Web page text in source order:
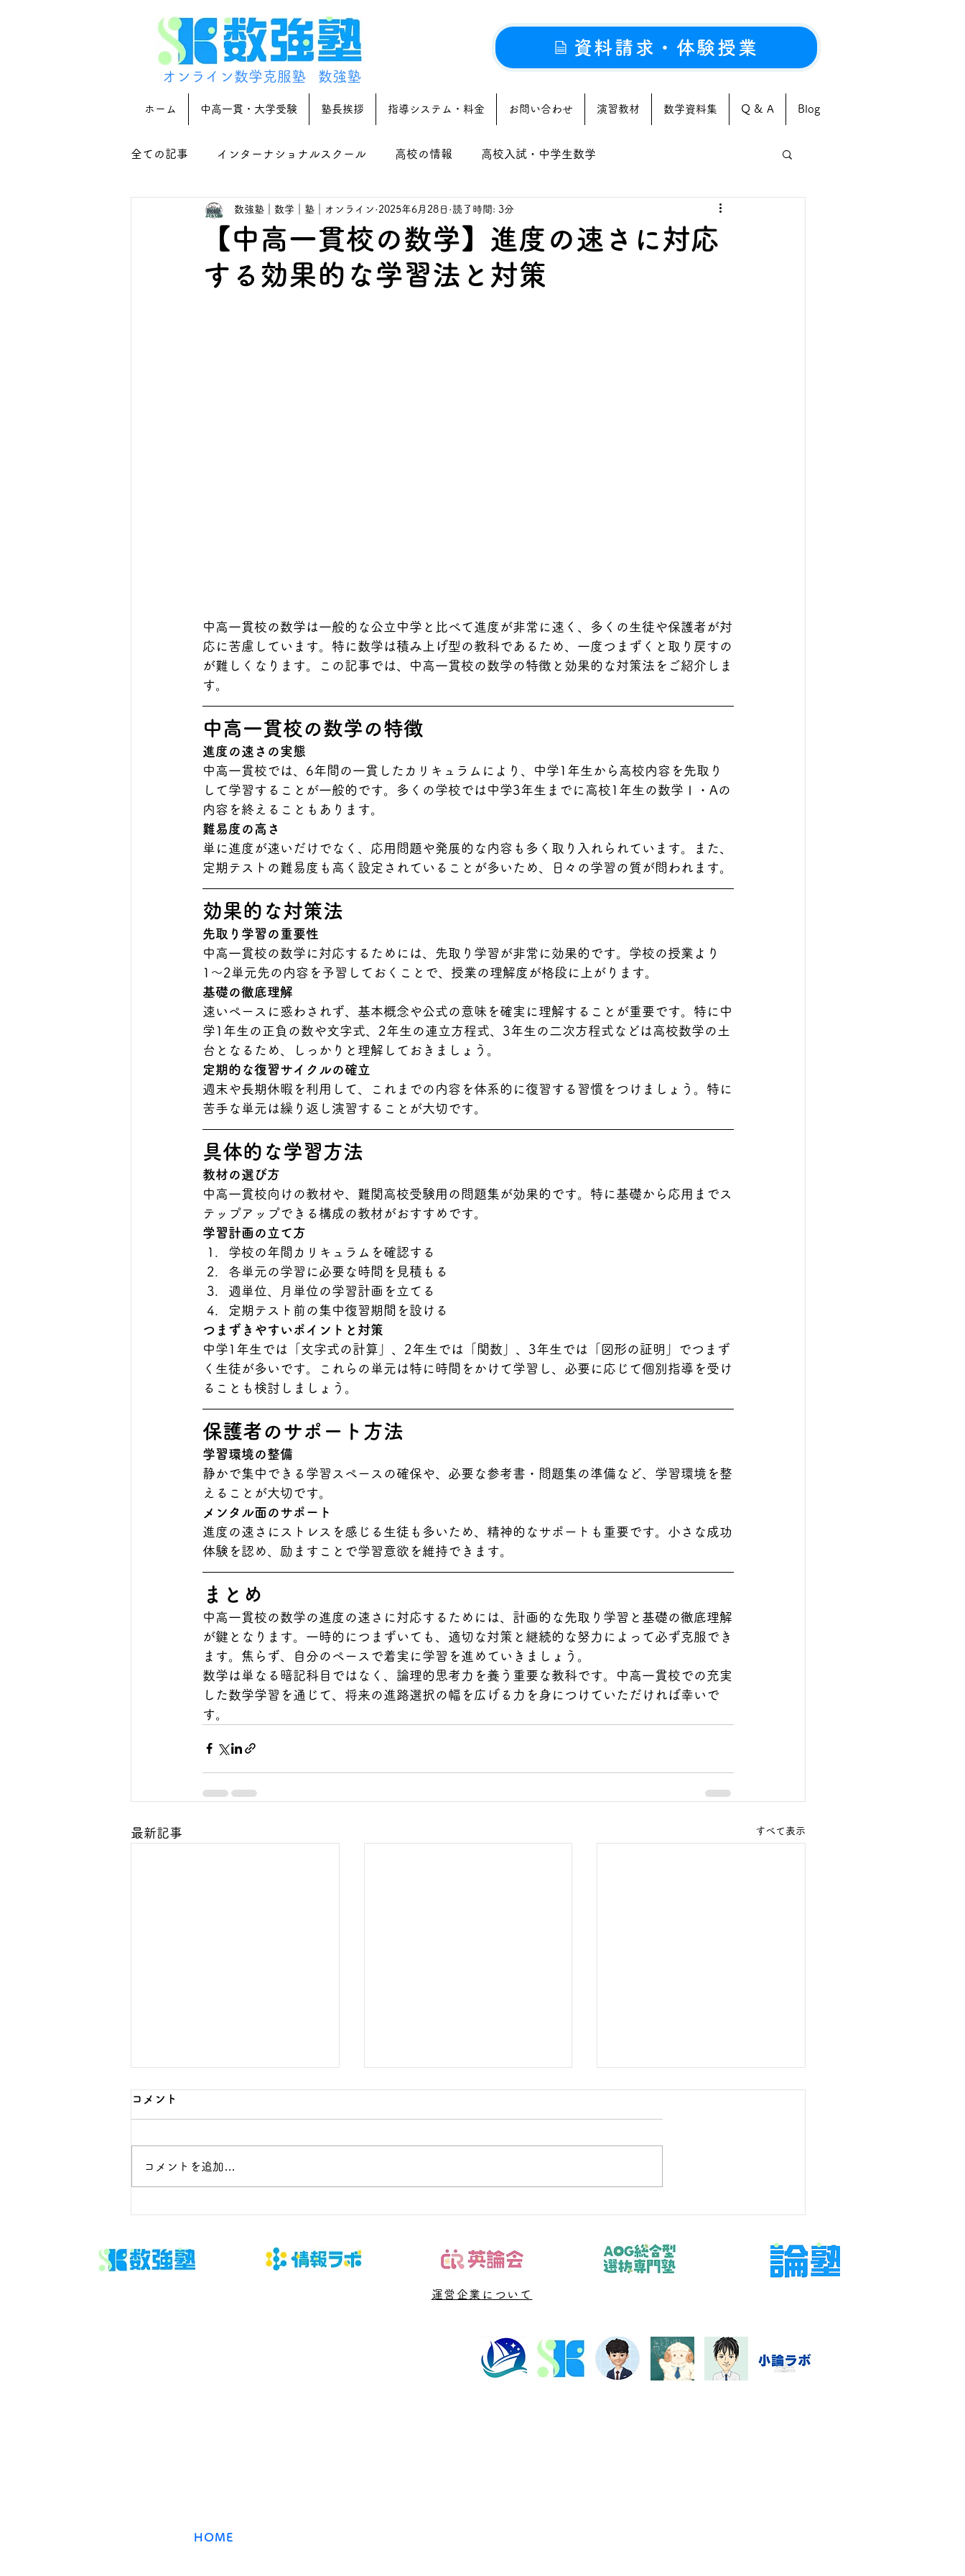
オンライン数学克服塾 数強塾
資料請求・体験授業
ホーム 中高一貫・大学受験 塾長挨拶 指導システム・料金 お問い合わせ 演習教材 数学資料集 Q & A Blog
全ての記事 インターナショナルスクール 高校の情報 高校入試・中学生数学
【中高一貫校の数学】進度の速さに対応
する効果的な学習法と対策
数強塾｜数学｜塾｜オンライン 2025年6月28日 読了時間: 3分
中高一貫校の数学は一般的な公立中学と比べて進度が非常に速く、多くの生徒や保護者が対
応に苦慮しています。特に数学は積み上げ型の教科であるため、一度つまずくと取り戻すの
が難しくなります。この記事では、中高一貫校の数学の特徴と効果的な対策法をご紹介しま
す。
中高一貫校の数学の特徴
進度の速さの実態
中高一貫校では、6年間の一貫したカリキュラムにより、中学1年生から高校内容を先取り
して学習することが一般的です。多くの学校では中学3年生までに高校1年生の数学Ⅰ・Aの
内容を終えることもあります。
難易度の高さ
単に進度が速いだけでなく、応用問題や発展的な内容も多く取り入れられています。また、
定期テストの難易度も高く設定されていることが多いため、日々の学習の質が問われます。
効果的な対策法
先取り学習の重要性
中高一貫校の数学に対応するためには、先取り学習が非常に効果的です。学校の授業より
1〜2単元先の内容を予習しておくことで、授業の理解度が格段に上がります。
基礎の徹底理解
速いペースに惑わされず、基本概念や公式の意味を確実に理解することが重要です。特に中
学1年生の正負の数や文字式、2年生の連立方程式、3年生の二次方程式などは高校数学の土
台となるため、しっかりと理解しておきましょう。
定期的な復習サイクルの確立
週末や長期休暇を利用して、これまでの内容を体系的に復習する習慣をつけましょう。特に
苦手な単元は繰り返し演習することが大切です。
具体的な学習方法
教材の選び方
中高一貫校向けの教材や、難関高校受験用の問題集が効果的です。特に基礎から応用までス
テップアップできる構成の教材がおすすめです。
学習計画の立て方
学校の年間カリキュラムを確認する
各単元の学習に必要な時間を見積もる
週単位、月単位の学習計画を立てる
定期テスト前の集中復習期間を設ける
つまずきやすいポイントと対策
中学1年生では「文字式の計算」、2年生では「関数」、3年生では「図形の証明」でつまず
く生徒が多いです。これらの単元は特に時間をかけて学習し、必要に応じて個別指導を受け
ることも検討しましょう。
保護者のサポート方法
学習環境の整備
静かで集中できる学習スペースの確保や、必要な参考書・問題集の準備など、学習環境を整
えることが大切です。
メンタル面のサポート
進度の速さにストレスを感じる生徒も多いため、精神的なサポートも重要です。小さな成功
体験を認め、励ますことで学習意欲を維持できます。
まとめ
中高一貫校の数学の進度の速さに対応するためには、計画的な先取り学習と基礎の徹底理解
が鍵となります。一時的につまずいても、適切な対策と継続的な努力によって必ず克服でき
ます。焦らず、自分のペースで着実に学習を進めていきましょう。
数学は単なる暗記科目ではなく、論理的思考力を養う重要な教科です。中高一貫校での充実
した数学学習を通じて、将来の進路選択の幅を広げる力を身につけていただければ幸いで
す。
最新記事 すべて表示
SNSトラブルを防ぐ！家庭で
ル作りの完全ガイド
「見守る」と「口を出す」の
む親のための実践ガイド
優しい子に育てるには？親の
関わり方7つのポイントと今
日からできる実践法
コメント
コメントを追加…
運営企業について
HOME